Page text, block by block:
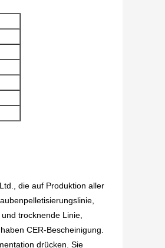
die auf Produktion aller
trocknende Linie,
CER-Bescheinigung.
drücken. Sie